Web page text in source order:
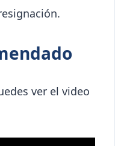
ver el video